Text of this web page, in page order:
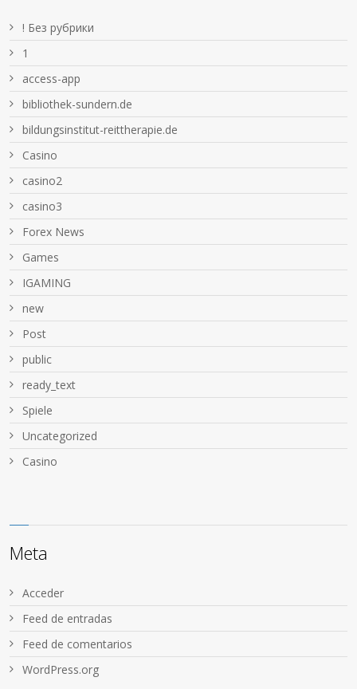
! Без рубрики
1
access-app
bibliothek-sundern.de
bildungsinstitut-reittherapie.de
Casino
casino2
casino3
Forex News
Games
IGAMING
new
Post
public
ready_text
Spiele
Uncategorized
Сasino
Meta
Acceder
Feed de entradas
Feed de comentarios
WordPress.org